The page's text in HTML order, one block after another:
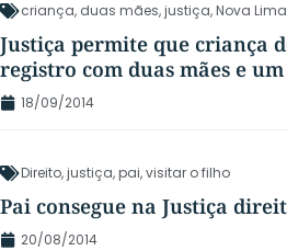
criança, duas mães,justiça,Nova Lima
Justiça permite que criança
registro com duas mães e
18/09/2014
Direito,justiça,pai,visitar o filho
Pai consegue na Justiça
20/08/2014